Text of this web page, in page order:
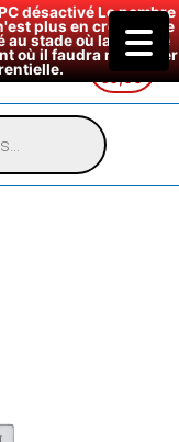
désactivé Le nombre
plus en croissance
au stade où la dérivée
où il faudra modéliser
€0,00